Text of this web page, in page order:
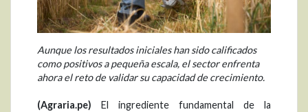
Aunque los resultados iniciales han sido calificados
como positivos a pequeña escala, el sector enfrenta
ahora el reto de validar su capacidad de crecimiento.
(Agraria.pe) El ingrediente fundamental de la